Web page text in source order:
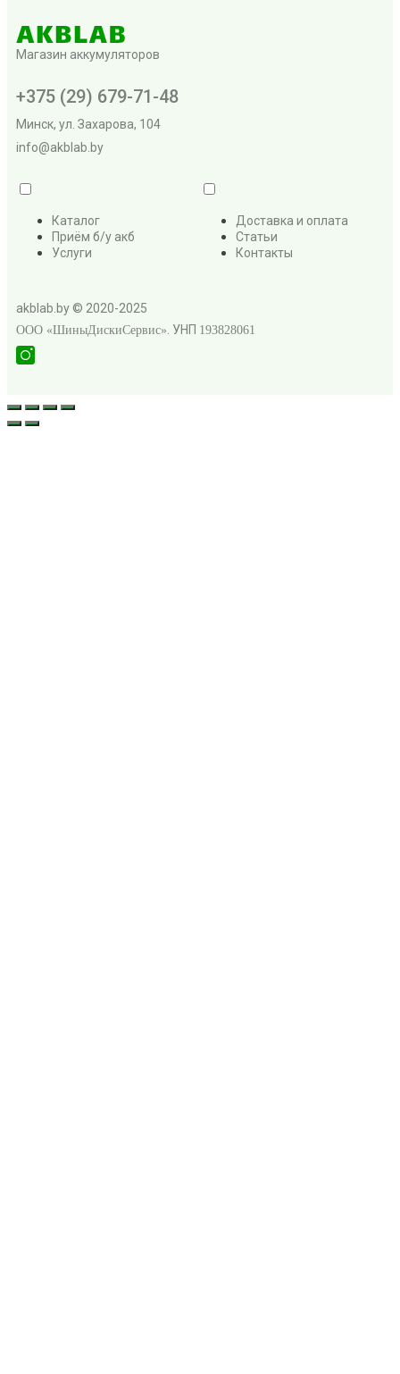
Магазин аккумуляторов
+375 (29) 679-71-48
Минск, ул. Захарова, 104
info@akblab.by
Каталог
Приём б/у акб
Услуги
Доставка и оплата
Статьи
Контакты
akblab.by © 2020-2025
ООО «ШиныДискиСервис». УНП 193828061